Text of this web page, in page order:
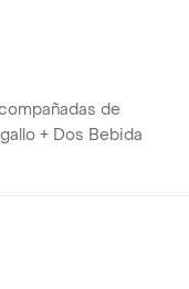
de
+ Dos Bebida